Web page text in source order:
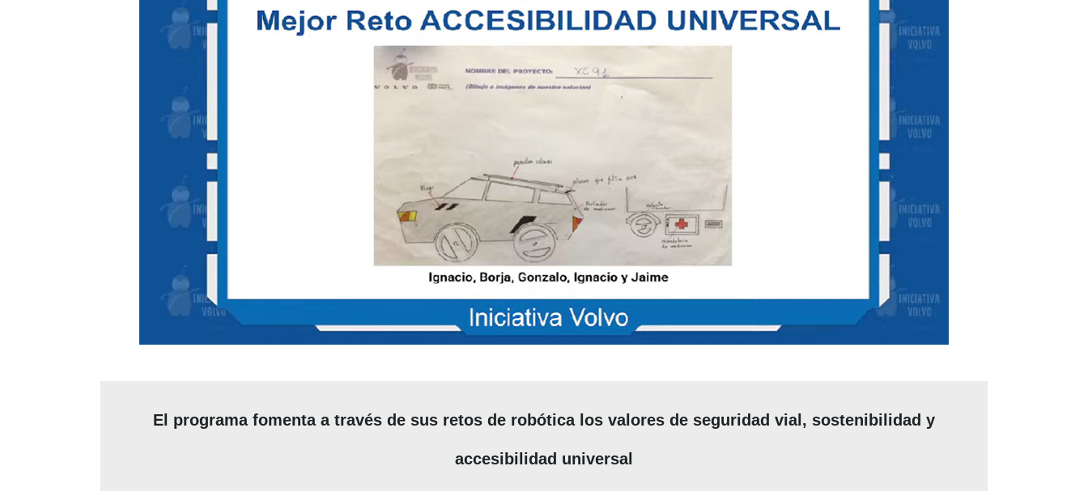
El programa fomenta a través de sus retos de robótica los valores de seguridad vial, sostenibilidad y
accesibilidad universal